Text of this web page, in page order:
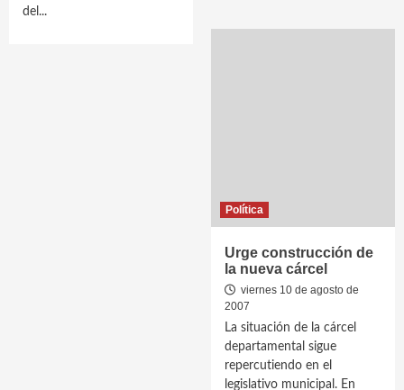
del...
Política
Urge construcción de
la nueva cárcel
viernes 10 de agosto de
2007
La situación de la cárcel
departamental sigue
repercutiendo en el
legislativo municipal. En